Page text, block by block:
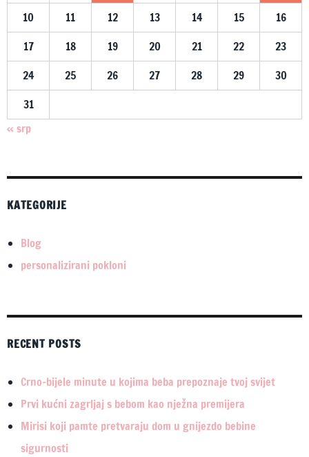
10
11 12 13 14 15
16
17
18 19 20 21 22
23
24
25 26 27 28 29
30
31
« srp
KATEGORIJE
Blog
personalizirani pokloni
RECENT POSTS
Crno-bijele minute u kojima beba prepoznaje tvoj svijet
Prvi kućni zagrljaj s bebom kao nježna premijera
Mirisi koji pamte pretvaraju dom u gnijezdo bebine
sigurnosti